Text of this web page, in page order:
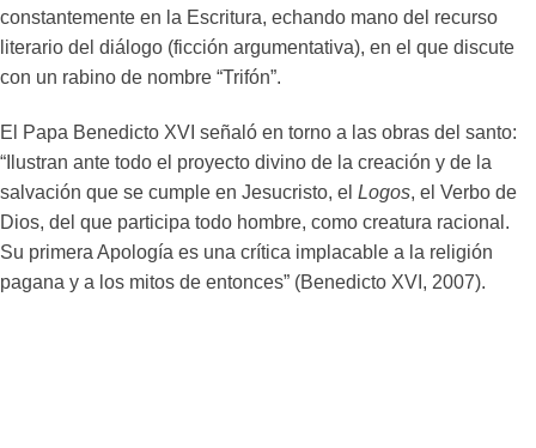
constantemente en la Escritura, echando mano del recurso
literario del diálogo (ficción argumentativa), en el que discute
con un rabino de nombre “Trifón”.
El Papa Benedicto XVI señaló en torno a las obras del santo:
“Ilustran ante todo el proyecto divino de la creación y de la
salvación que se cumple en Jesucristo, el Logos, el Verbo de
Dios, del que participa todo hombre, como creatura racional.
Su primera Apología es una crítica implacable a la religión
pagana y a los mitos de entonces” (Benedicto XVI, 2007).